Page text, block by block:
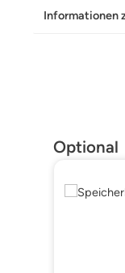
Informationen
Optional